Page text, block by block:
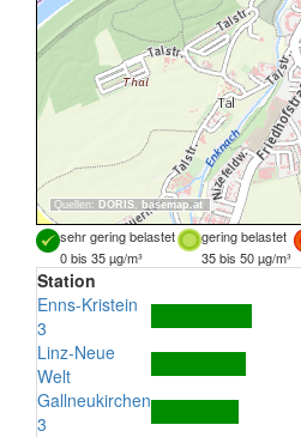
Quellen: DORIS, basemap.at
sehr gering belastet gering belastet
0 bis 35 µg/m³
35 bis 50 µg/m³
Station
Enns-Kristein
3
Linz-Neue
Welt
Gallneukirchen
3